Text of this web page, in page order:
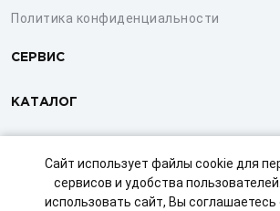
Сайт использует файлы cookie для
сервисов и удобства
использовать сайт, Вы соглашаетесь
Политика конфиденциальности
СЕРВИС
КАТАЛОГ